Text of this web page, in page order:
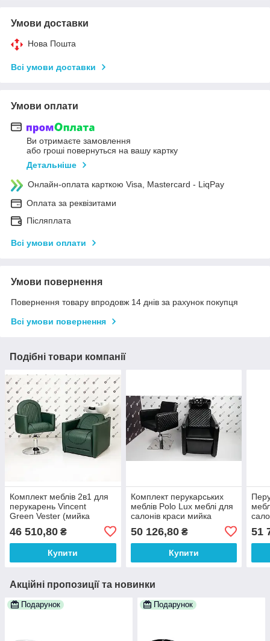
Умови доставки
Нова Пошта
Всі умови доставки
Умови оплати
Ви отримаєте замовлення
або гроші повернуться на вашу картку
Детальніше
Онлайн-оплата карткою Visa, Mastercard - LiqPay
Оплата за реквізитами
Післяплата
Всі умови оплати
Умови повернення
Повернення товару впродовж 14 днів за рахунок покупця
Всі умови повернення
Подібні товари компанії
Комплект меблів 2в1 для
перукарень Vincent
Green Vester (мийка
майстра)
46 510,80 ₴
Купити
Комплект перукарських
меблів Polo Lux меблі для
салонів краси мийка
перукарська та крісло на
квадратній хромованій
базі
50 126,80₴
Купити
51
Акційні пропозиції та новинки
Подарунок Подарунок